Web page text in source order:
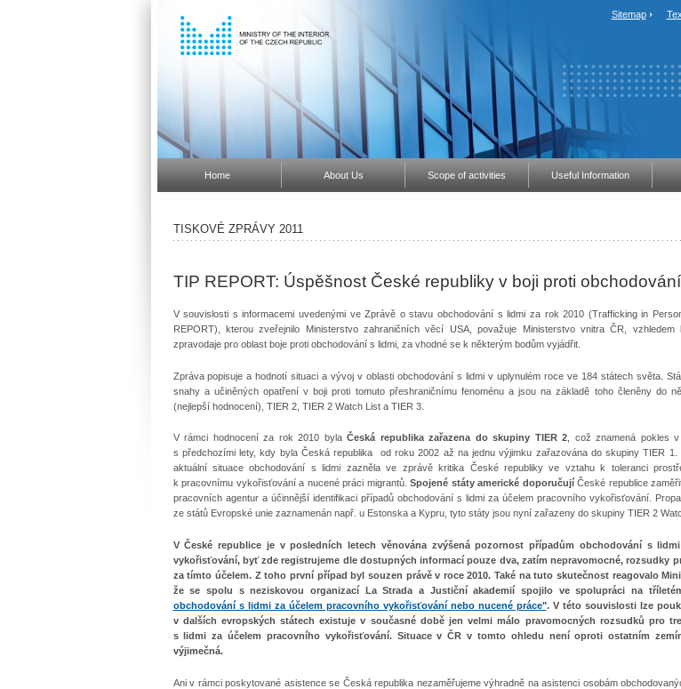
Sitemap
Home About Us Scope of activities Useful Information
TISKOVÉ ZPRÁVY 2011
TIP REPORT: Úspěšnost České republiky v boji proti
V souvislosti s informacemi uvedenými ve Zprávě o stavu obchodování s lidmi za rok 2010 (Trafficking in
REPORT), kterou zveřejnilo Ministerstvo zahraničních věcí USA, považuje Ministerstvo vnitra ČR,
zpravodaje pro oblast boje proti obchodování s lidmi, za vhodné se k některým bodům vyjádřit.
Zpráva popisuje a hodnotí situaci a vývoj v oblasti obchodování s lidmi v uplynulém roce ve 184 státech světa.
snahy a učiněných opatření v boji proti tomuto přeshraničnímu fenoménu a jsou na základě toho členěny do
(nejlepší hodnocení), TIER 2, TIER 2 Watch List a TIER 3.
V rámci hodnocení za rok 2010 byla Česká republika zařazena do skupiny TIER 2 , což znamená pokles
s předchozími lety, kdy byla Česká republika
od roku 2002 až na jednu výjimku zařazována do skupiny TIER 1.
aktuální situace obchodování s lidmi zazněla ve zprávě kritika České republiky ve vztahu k toleranci
k pracovnímu vykořisťování a nucené práci migrantů. Spojené státy americké doporučujíČeské republice
pracovních agentur a účinnější identifikaci případů obchodování s lidmi za účelem pracovního vykořisťování.
ze států Evropské unie zaznamenán např. u Estonska a Kypru, tyto státy jsou nyní zařazeny do skupiny TIER 2
V České republice je v posledních letech věnována zvýšená pozornost případům obchodování s
vykořisťování, byť zde registrujeme dle dostupných informací pouze dva, zatím nepravomocné, rozsudky
za tímto účelem. Z toho první případ byl souzen právě v roce 2010. Také na tuto skutečnost reagovalo
že se spolu s neziskovou organizací La Strada a Justiční akademií spojilo ve spolupráci na
obchodování s lidmi za účelem pracovního vykořisťování nebo nucené práce". V této souvislosti lze
v dalších evropských státech existuje v současné době jen velmi málo pravomocných rozsudků pro
s lidmi za účelem pracovního vykořisťování. Situace v ČR v tomto ohledu není oproti ostatním
výjimečná.
Ani v rámci poskytované asistence se Česká republika nezaměřujeme výhradně na asistenci osobám